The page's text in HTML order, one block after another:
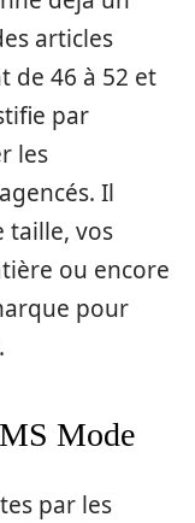
articles
de 46 à 52 et
par
les
Il
taille, vos
ou encore
pour
Mode
par les